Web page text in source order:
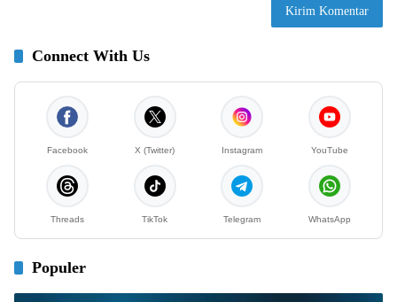
Connect With Us
Facebook X (Twitter) Instagram YouTube
Threads TikTok Telegram WhatsApp
Populer